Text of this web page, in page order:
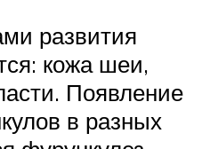
развития
кожа шеи,
Появление
в разных